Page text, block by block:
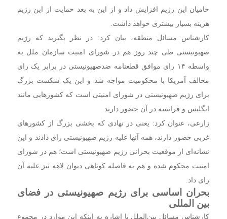
حامیان این رژیم افزایش داد و از این به بعد حمایت از این رژیم
هزینه بسیار بیشتری خواهد داشت.
کارشناس مسائل منطقه، بیان کرد: در نظر بگیرید که رژیم
صهیونیستی طی چند روز هم در شورای امنیت سازمان ملل به
واسطه ۱۴ رای موافق قطعنامه ضدصهیونیستی در برابر یک رای
مخالف آمریکا با محکومیت مواجه شد و این یک شکست بزرگ
برای رژیم صهیونیستی در شورای امنیتی است که کشور‌هایی مانند
انگلیس و فرانسه در آن حضور دارند.
زارعی، عنوان کرد: یعنی در نهادی که بخشی بزرگ از کشور‌های
غربی حضور دارند، همه آنها علیه رژیم صهیونیستی رای دادند و این
نشانه‌ای از موقعیت بحرانی رژیم صهیونیستی است؛ هم در شورای
امنیت محکوم شده و هم به فاصله کوتاهی دیوان لاهه نیز علیه آن
رای داد.
بحران اساسی برای رژیم صهیونیستی در فضای
بین المللی
کارشناس مسائل بین‌الملل با اشاره به اینکه این موارد در مجموع